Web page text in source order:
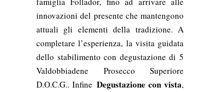
innovazioni del presente che mantengono
attuali gli elementi della tradizione. A
completare l’esperienza, la visita guidata
dello stabilimento con degustazione di 5
Valdobbiadene Prosecco Superiore
D.O.C.G.. Infine Degustazione con vista,